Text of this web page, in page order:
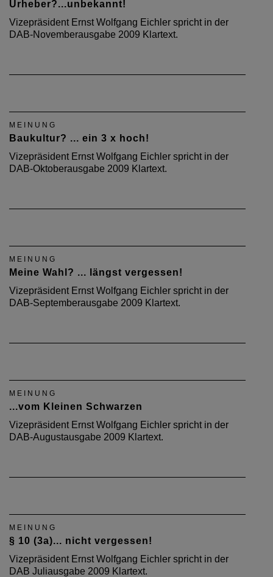
Urheber?...unbekannt!
Vizepräsident Ernst Wolfgang Eichler spricht in der
DAB-Novemberausgabe 2009 Klartext.
MEINUNG
Baukultur? ... ein 3 x hoch!
Vizepräsident Ernst Wolfgang Eichler spricht in der
DAB-Oktoberausgabe 2009 Klartext.
MEINUNG
Meine Wahl? ... längst vergessen!
Vizepräsident Ernst Wolfgang Eichler spricht in der
DAB-Septemberausgabe 2009 Klartext.
MEINUNG
...vom Kleinen Schwarzen
Vizepräsident Ernst Wolfgang Eichler spricht in der
DAB-Augustausgabe 2009 Klartext.
MEINUNG
§ 10 (3a)... nicht vergessen!
Vizepräsident Ernst Wolfgang Eichler spricht in der
DAB Juliausgabe 2009 Klartext.